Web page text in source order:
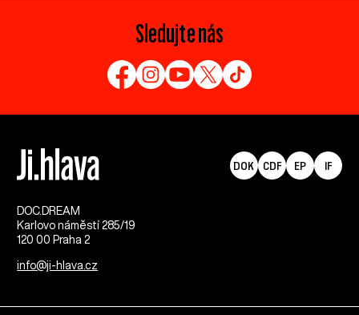
Sledujte nás
DOC.DREAM​
Karlovo náměstí 285/19
120 00 Praha 2
info@ji-hlava.cz
DOK CDF EP IF